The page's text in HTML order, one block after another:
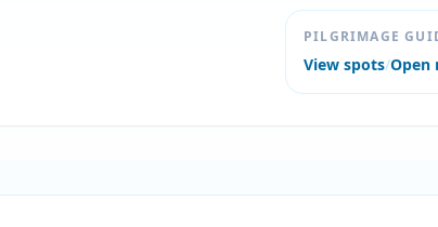
PILGRIMAGE
View spots/Open